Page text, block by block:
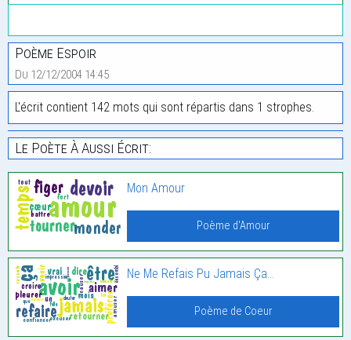
Poème Espoir
Du 12/12/2004 14:45
L'écrit contient 142 mots qui sont répartis dans 1 strophes.
Le Poète À Aussi Écrit:
Mon Amour
Poème d'Amour
Ne Me Refais Pu Jamais Ça…
Poème de Coeur